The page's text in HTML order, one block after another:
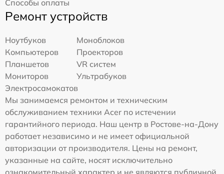
Способы оплаты
Ремонт устройств
Ноутбуков
Моноблоков
Компьютеров
Проекторов
Планшетов
VR систем
Мониторов
Ультрабуков
Электросамокатов
Мы занимаемся ремонтом и техническим
обслуживанием техники Acer по истечении
гарантийного периода. Наш центр в Ростове-на-Дону
работает независимо и не имеет официальной
авторизации от производителя. Цены на ремонт,
указанные на сайте, носят исключительно
ознакомительный характер и не являются публичной